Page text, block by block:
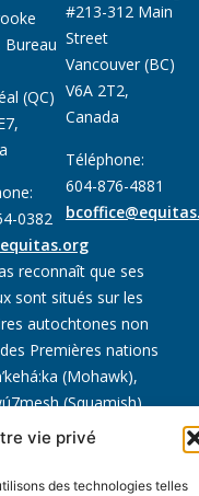
vie privé
des technologies telles
Bureau
(QC)
0382
#213-312 Main
Street
Vancouver (BC)
V6A 2T2,
Canada
Téléphone:
604-876-4881
reconnaît que ses
sont situés sur les
autochtones non
Premières nations
(Mohawk),
(Squamish),
(Tsleil Waututh) et
suite